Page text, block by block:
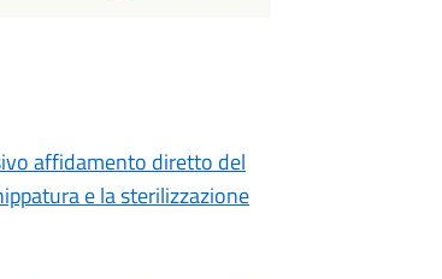
affidamento diretto del
e la sterilizzazione